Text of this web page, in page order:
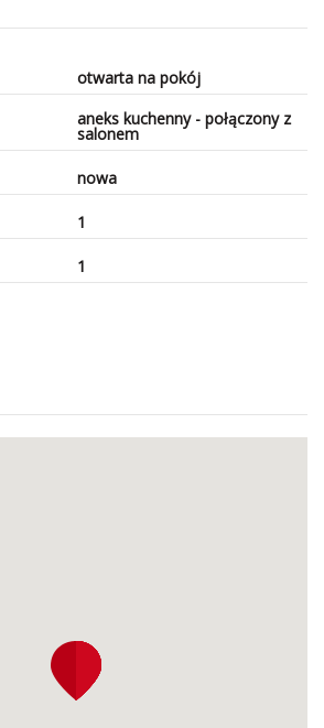
otwarta na pokój
aneks kuchenny - połączony z
salonem
nowa
1
1